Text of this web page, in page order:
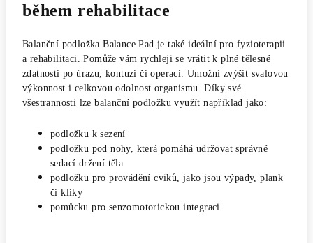
během rehabilitace
Balanční podložka Balance Pad je také ideální pro fyzioterapii
a rehabilitaci. Pomůže vám rychleji se vrátit k plné tělesné
zdatnosti po úrazu, kontuzi či operaci. Umožní zvýšit svalovou
výkonnost i celkovou odolnost organismu. Díky své
všestrannosti lze balanční podložku využít například jako:
podložku k sezení
podložku pod nohy, která pomáhá udržovat správné
sedací držení těla
podložku pro provádění cviků, jako jsou výpady, plank
či kliky
pomůcku pro senzomotorickou integraci